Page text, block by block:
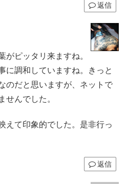
返信
がピッタリ来ますね。
に調和していますね。きっと
のだと思いますが、ネットで
せんでした。
えて印象的でした。是非行っ
返信